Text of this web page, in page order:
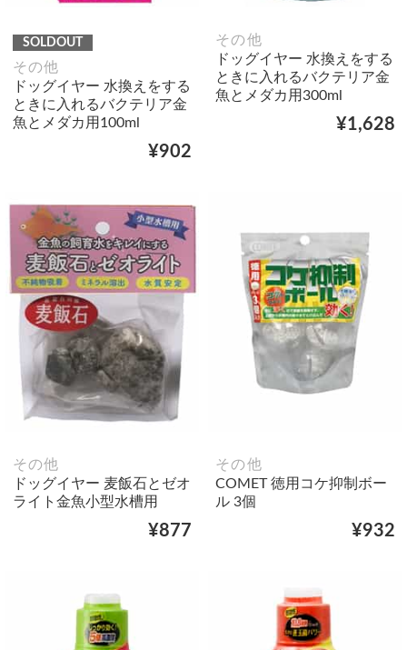
SOLDOUT
その他
ドッグイヤー 水換えをする
ときに入れるバクテリア金
魚とメダカ用100ml
¥902
その他
ドッグイヤー 水換えをする
ときに入れるバクテリア金
魚とメダカ用300ml
¥1,628
その他
ドッグイヤー 麦飯石とゼオ
ライト金魚小型水槽用
¥877
その他
COMET 徳用コケ抑制ボー
ル 3個
¥932